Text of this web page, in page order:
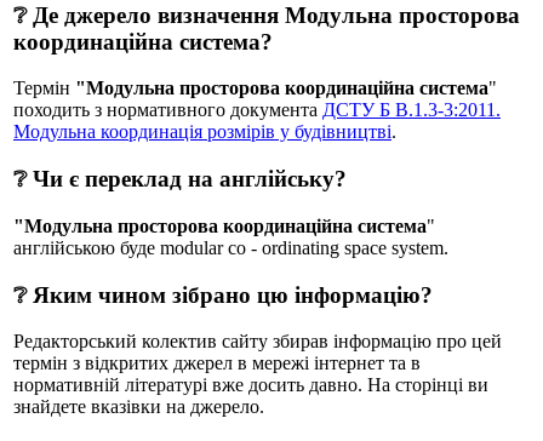
❔ Де джерело визначення Модульна просторова
координаційна система?
Термін "Модульна просторова координаційна система"
походить з нормативного документа ДСТУ Б В.1.3-3:2011.
Модульна координація розмірів у будівництві.
❔ Чи є переклад на англійську?
"Модульна просторова координаційна система"
англійською буде modular co - ordinating space system.
❔ Яким чином зібрано цю інформацію?
Редакторський колектив сайту збирав інформацію про цей
термін з відкритих джерел в мережі інтернет та в
нормативній літературі вже досить давно. На сторінці ви
знайдете вказівки на джерело.